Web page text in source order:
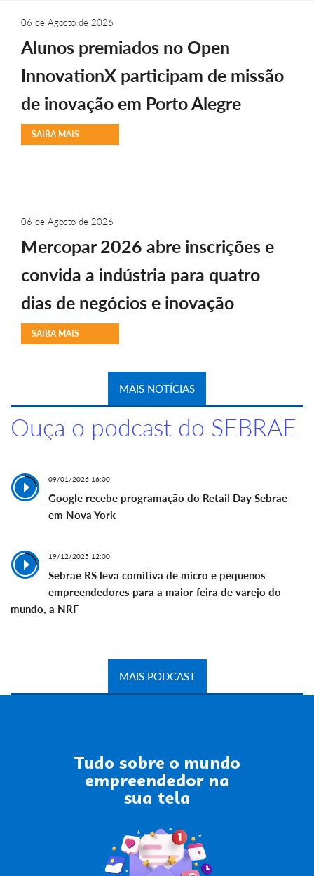
06 de Agosto de 2026
Alunos premiados no Open
InnovationX participam de missão
de inovação em Porto Alegre
SAIBA MAIS
06 de Agosto de 2026
Mercopar 2026 abre inscrições e
convida a indústria para quatro
dias de negócios e inovação
SAIBA MAIS
MAIS NOTÍCIAS
Ouça o podcast do SEBRAE
09/01/2026 16:00
Google recebe programação do Retail Day Sebrae
em Nova York
19/12/2025 12:00
Sebrae RS leva comitiva de micro e pequenos
empreendedores para a maior feira de varejo do
mundo, a NRF
MAIS PODCAST